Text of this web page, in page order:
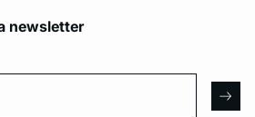
newsletter